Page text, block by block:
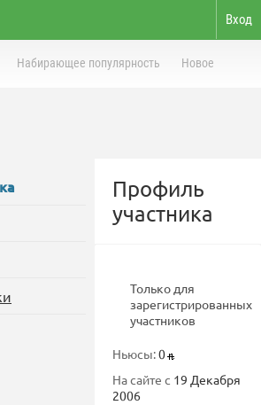
Вход
Набирающее популярность Новое
Профиль
участника
Только для
зарегистрированных
участников
Ньюсы:0
На сайте с 19 Декабря
2006